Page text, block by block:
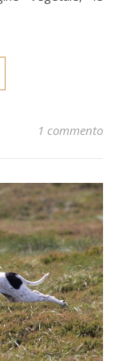
1 commento